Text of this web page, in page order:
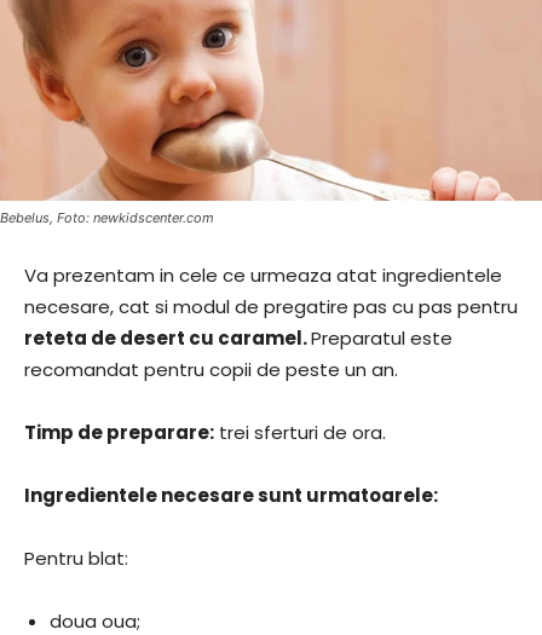
Bebelus, Foto: newkidscenter.com
Va prezentam in cele ce urmeaza atat ingredientele
necesare, cat si modul de pregatire pas cu pas pentru
reteta de desert cu caramel.Preparatul este
recomandat pentru copii de peste un an.
Timp de preparare: trei sferturi de ora.
Ingredientele necesare sunt urmatoarele:
Pentru blat:
doua oua;